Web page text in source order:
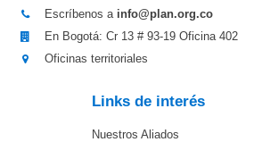
Escríbenos a info@plan.org.co
En Bogotá: Cr 13 # 93-19 Oficina 402
Oficinas territoriales
Links de interés
Nuestros Aliados